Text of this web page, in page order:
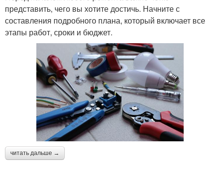
представить, чего вы хотите достичь. Начните с
составления подробного плана, который включает все
этапы работ, сроки и бюджет.
читать дальше →